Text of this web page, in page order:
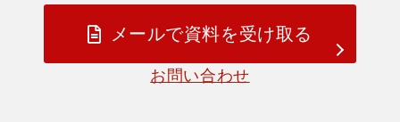
メールで資料を受け取る
お問い合わせ